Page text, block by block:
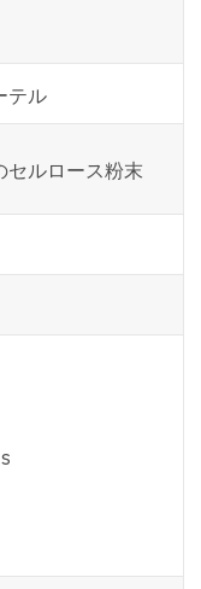
テル
セルロース粉末